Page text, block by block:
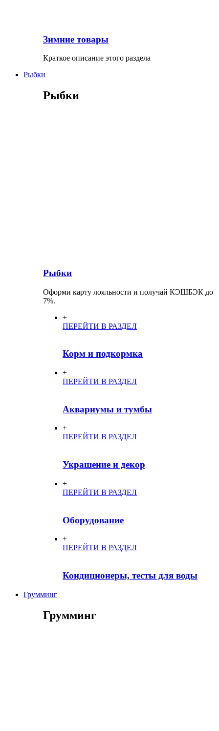
Зимние товары
Краткое описание этого раздела
Рыбки
Рыбки
Рыбки
Оформи карту лояльности и получай КЭШБЭК до
7%.
+
ПЕРЕЙТИ В РАЗДЕЛ
Корм и подкормка
+
ПЕРЕЙТИ В РАЗДЕЛ
Аквариумы и тумбы
+
ПЕРЕЙТИ В РАЗДЕЛ
Украшение и декор
+
ПЕРЕЙТИ В РАЗДЕЛ
Оборудование
+
ПЕРЕЙТИ В РАЗДЕЛ
Кондиционеры, тесты для воды
Грумминг
Грумминг